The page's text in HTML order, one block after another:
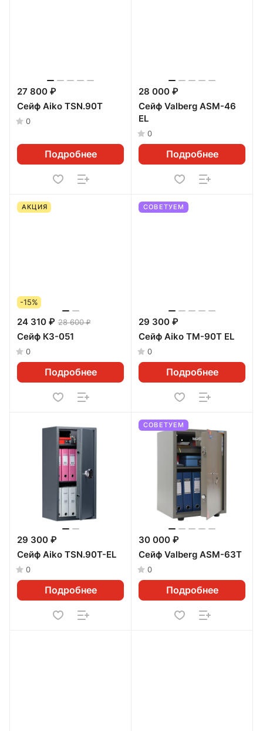
27 800 ₽
Сейф Aiko TSN.90Т
0
Подробнее
28 000 ₽
Сейф Valberg ASM-46
EL
0
Подробнее
АКЦИЯ
-15%
24 310 ₽ 28 600 ₽
Сейф КЗ-051
0
Подробнее
СОВЕТУЕМ
29 300 ₽
Сейф Aiko ТМ-90Т EL
0
Подробнее
29 300 ₽
Сейф Aiko TSN.90T-EL
0
Подробнее
СОВЕТУЕМ
30 000 ₽
Сейф Valberg ASM-63Т
0
Подробнее